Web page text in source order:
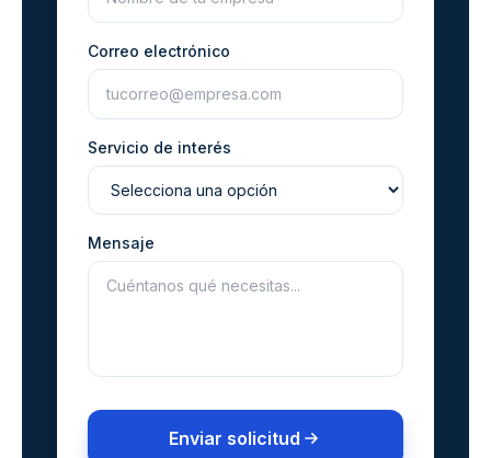
Correo electrónico
Servicio de interés
Mensaje
Enviar solicitud